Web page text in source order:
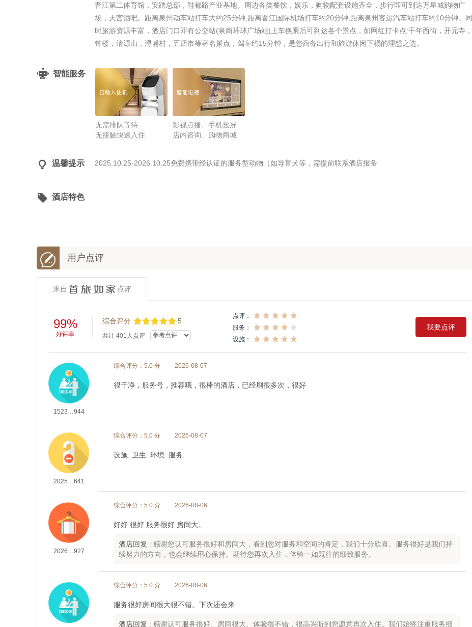
晋江第二体育馆，安踏总部，鞋都路产业基地。周边各类餐饮，娱乐，购物配套设施齐全，步行即可到达万星城购物广
场，天宫酒吧。距离泉州动车站打车大约25分钟;距离晋江国际机场打车约20分钟;距离泉州客运汽车站打车约10分钟。同
时旅游资源丰富，酒店门口即有公交站(泉商环球广场站)上车换乘后可到达各个景点，如网红打卡点:千年西街，开元寺，
钟楼，清源山，浔埔村，五店市等著名景点，驾车约15分钟，是您商务出行和旅游休闲下榻的理想之选。
智能服务
无需排队等待
无接触快速入住
影视点播、手机投屏
店内咨询、购物商城
 温馨提示 2025.10.25-2026.10.25免费携带经认证的服务型动物（如导盲犬等，需提前联系酒店报备
 酒店特色
 用户点评
来自 点评
99%
好评率
综合评分 5
共计 401 人点评
点评：
服务：
设施：
我要点评
1523…944
综合评分：5.0 分 2026-08-07
很干净，服务号，推荐哦，很棒的酒店，已经刷很多次，很好
2025…641
综合评分：5.0 分 2026-08-07
设施: 卫生: 环境: 服务:
2026…927
综合评分：5.0 分 2026-08-06
好好 很好 服务很好 房间大。
酒店回复 : 感谢您认可服务很好和房间大，看到您对服务和空间的肯定，我们十分欣喜。服务很好是我们持
续努力的方向，也会继续用心保持。期待您再次入住，体验一如既往的细致服务。
综合评分：5.0 分 2026-08-06
服务很好房间很大很不错。下次还会来
酒店回复 : 感谢认可服务很好、房间很大、体验很不错，很高兴听到您愿意再次入住。我们始终注重服务细